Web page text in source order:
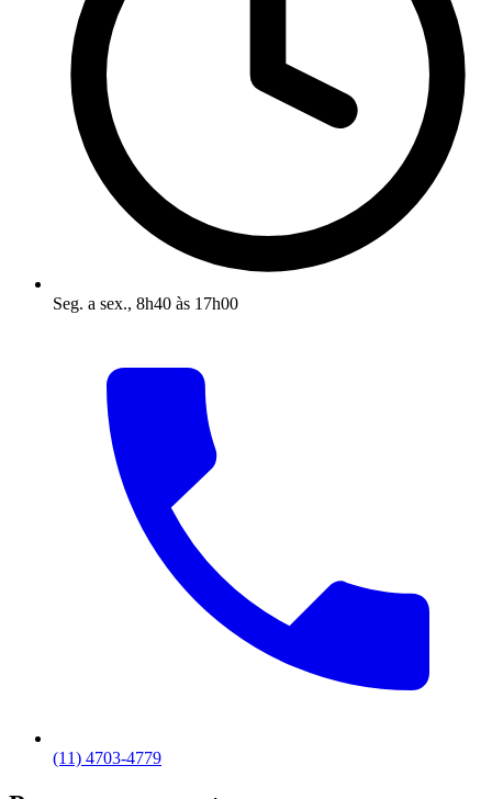
Seg. a sex., 8h40 às 17h00
(11) 4703-4779